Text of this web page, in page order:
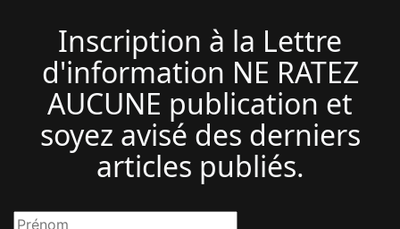
Inscription à la Lettre
d'information NE RATEZ
AUCUNE publication et
soyez avisé des derniers
articles publiés.